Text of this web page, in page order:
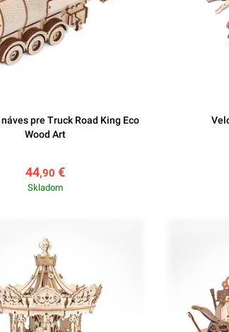
pre Truck Road King Eco
Wood Art
44,90 €
Skladom